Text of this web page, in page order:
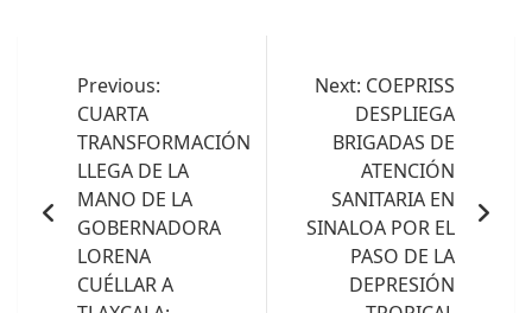
entradas
Previous:
CUARTA
TRANSFORMACIÓN
LLEGA DE LA
MANO DE LA
GOBERNADORA
LORENA
CUÉLLAR A
Next: COEPRISS
DESPLIEGA
BRIGADAS DE
ATENCIÓN
SANITARIA EN
SINALOA POR EL
PASO DE LA
DEPRESIÓN